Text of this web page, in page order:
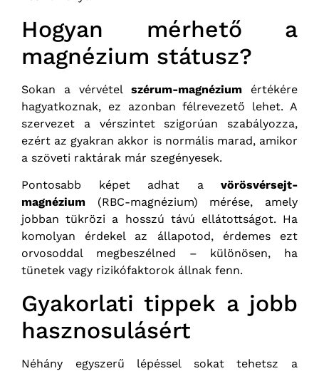
Hogyan mérhető a
magnézium státusz?
Sokan a vérvétel szérum-magnézium értékére
hagyatkoznak, ez azonban félrevezető lehet. A
szervezet a vérszintet szigorúan szabályozza,
ezért az gyakran akkor is normális marad, amikor
a szöveti raktárak már szegényesek.
Pontosabb képet adhat a vörösvérsejt-
magnézium (RBC-magnézium) mérése, amely
jobban tükrözi a hosszú távú ellátottságot. Ha
komolyan érdekel az állapotod, érdemes ezt
orvosoddal megbeszélned – különösen, ha
tünetek vagy rizikófaktorok állnak fenn.
Gyakorlati tippek a jobb
hasznosulásért
Néhány egyszerű lépéssel sokat tehetsz a